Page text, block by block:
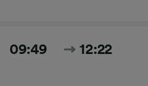
09:49 12:22